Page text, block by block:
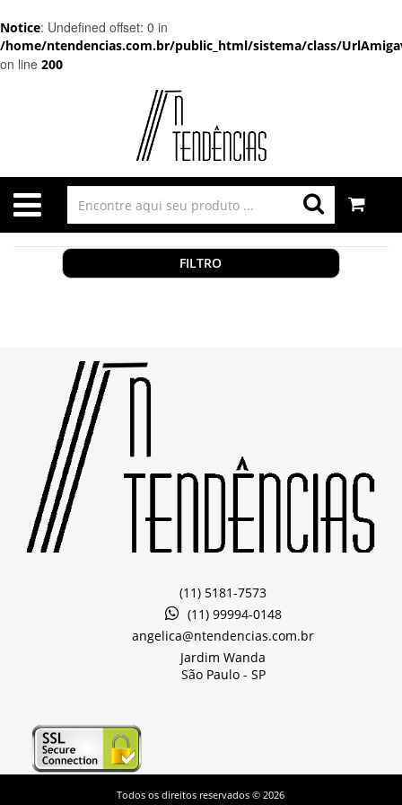
Notice: Undefined offset: 0 in
/home/ntendencias.com.br/public_html/sistema/class/
on line 200
FILTRO
(11) 5181-7573
(11) 99994-0148
angelica@ntendencias.com.br
Jardim Wanda
São Paulo - SP
Todos os direitos reservados © 2026